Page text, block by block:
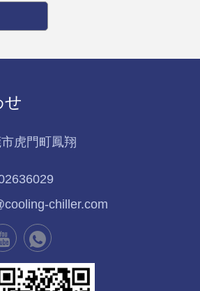
せ
虎門町鳳翔
chiller.com